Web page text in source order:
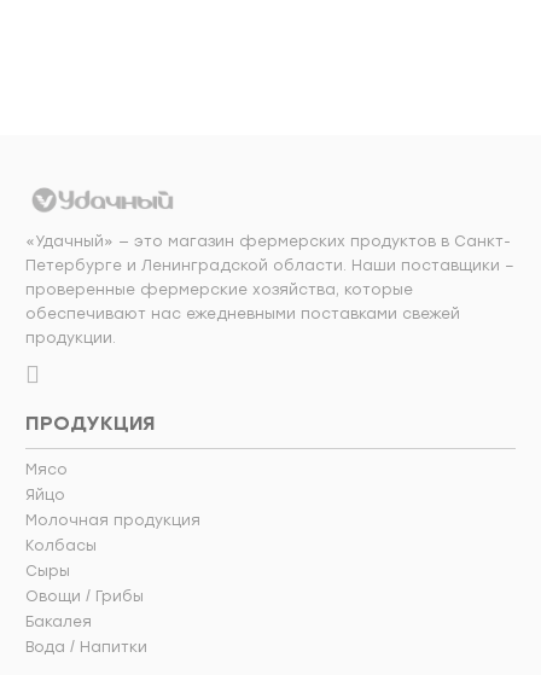
«Удачный» — это магазин фермерских продуктов в Санкт-
Петербурге и Ленинградской области. Наши поставщики –
проверенные фермерские хозяйства, которые
обеспечивают нас ежедневными поставками свежей
продукции.
ПРОДУКЦИЯ
Мясо
Яйцо
Молочная продукция
Колбасы
Сыры
Овощи / Грибы
Бакалея
Вода / Напитки